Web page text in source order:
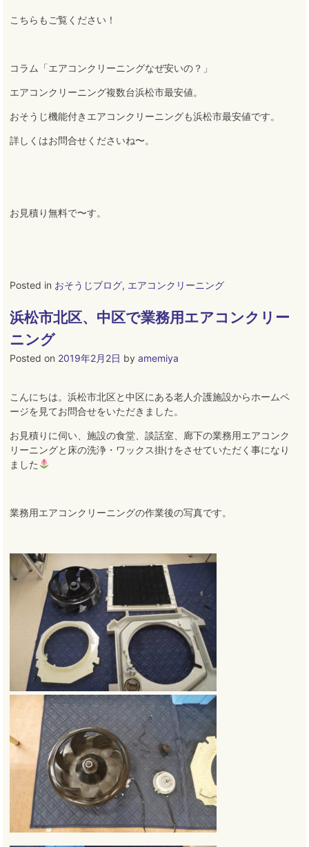
こちらもご覧ください！
コラム「エアコンクリーニングなぜ安いの？」
エアコンクリーニング複数台浜松市最安値。
おそうじ機能付きエアコンクリーニングも浜松市最安値です。
詳しくはお問合せくださいね〜。
お見積り無料で〜す。
Posted in おそうじブログ, エアコンクリーニング
浜松市北区、中区で業務用エアコンクリー
ニング
Posted on 2019年2月2日 byamemiya
こんにちは。浜松市北区と中区にある老人介護施設からホームペ
ージを見てお問合せをいただきました 。
お見積りに伺い、施設の食堂、談話室、廊下の業務用エアコンク
リーニングと床の洗浄・ワックス掛けをさせていただく事になり
ました
業務用エアコンクリーニングの作業後の写真です。